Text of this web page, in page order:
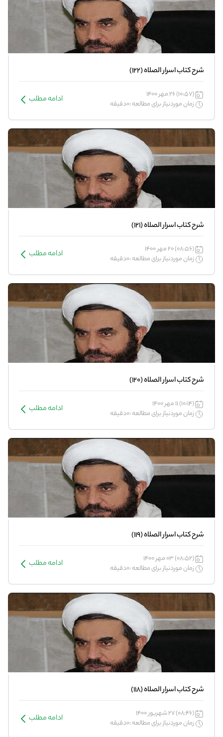
شرح کتاب اسرار الصلاه (122)
(10:57) 26 مهر 1400
زمان موردنیاز برای مطالعه :0دقیقه
ادامه مطلب
شرح کتاب اسرار الصلاه (121)
(08:56) 20 مهر 1400
زمان موردنیاز برای مطالعه :0دقیقه
ادامه مطلب
شرح کتاب اسرار الصلاه (120)
(10:14) 11 مهر 1400
زمان موردنیاز برای مطالعه :0دقیقه
ادامه مطلب
شرح کتاب اسرار الصلاه (119)
(08:52) 03 مهر 1400
زمان موردنیاز برای مطالعه :0دقیقه
ادامه مطلب
شرح کتاب اسرار الصلاه (118)
(08:46) 27 شهریور 1400
زمان موردنیاز برای مطالعه :0دقیقه
ادامه مطلب